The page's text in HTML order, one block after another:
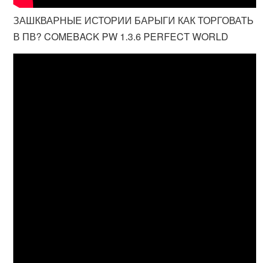
ЗАШКВАРНЫЕ ИСТОРИИ БАРЫГИ КАК ТОРГОВАТЬ
В ПВ? COMEBACK PW 1.3.6 PERFECT WORLD